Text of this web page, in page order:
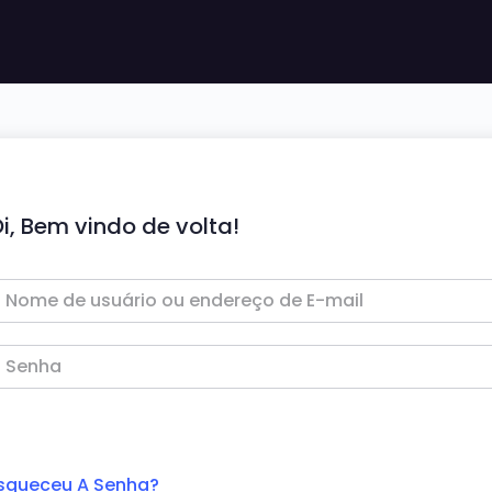
Bem vindo de volta!
A Senha?